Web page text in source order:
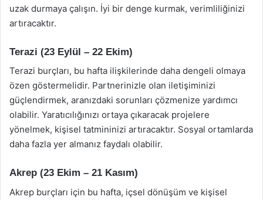
uzak durmaya çalışın. İyi bir denge kurmak, verimliliğinizi
artıracaktır.
Terazi (23 Eylül – 22 Ekim)
Terazi burçları, bu hafta ilişkilerinde daha dengeli olmaya
özen göstermelidir. Partnerinizle olan iletişiminizi
güçlendirmek, aranızdaki sorunları çözmenize yardımcı
olabilir. Yaratıcılığınızı ortaya çıkaracak projelere
yönelmek, kişisel tatmininizi artıracaktır. Sosyal ortamlarda
daha fazla yer almanız faydalı olabilir.
Akrep (23 Ekim – 21 Kasım)
Akrep burçları için bu hafta, içsel dönüşüm ve kişisel